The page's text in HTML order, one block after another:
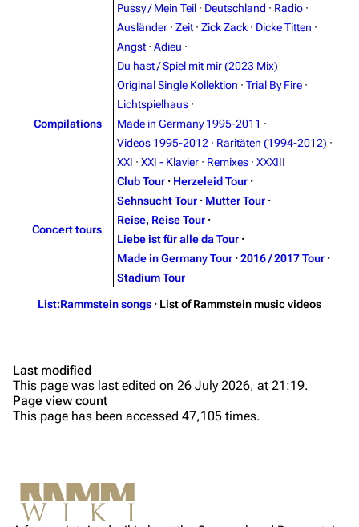
Discography
Videography
Merchandise
Information
Discography
Videography
Song list
Tour dates
Merchandise
Till Lindemann
Information
Discography
Videography
Merchandise
Flake Lorenz
Information
Discography
Members
Christoph Schneider
Not logged in
Purge
Pussy / Mein Teil · Deutschland · Radio ·
Ausländer · Zeit · Zick Zack · Dicke Titten ·
Angst · Adieu ·
Du hast / Spiel mit mir (2023 Mix)
Compilations
Original Single Kollektion · Trial By Fire ·
Lichtspielhaus ·
Made in Germany 1995-2011 ·
Videos 1995-2012 · Raritäten (1994-2012) ·
XXI · XXI - Klavier · Remixes · XXXIII
Concert tours
Club Tour · Herzeleid Tour ·
Sehnsucht Tour · Mutter Tour ·
Reise, Reise Tour ·
Liebe ist für alle da Tour ·
Made in Germany Tour · 2016 / 2017 Tour ·
Stadium Tour
List:Rammstein songs · List of Rammstein music videos
Sehnsucht
Mutter
Reise, Reise
Made in Germany
Untitled album
Last modified
This page was last edited on 26 July 2026, at 21:19.
Page view count
This page has been accessed 47,105 times.